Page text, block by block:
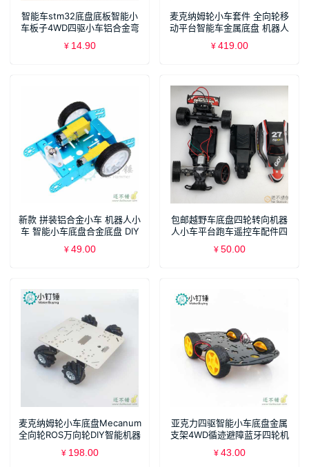
智能车stm32底盘底板智能小
车板子4WD四驱小车铝合金弯
折底盘
¥ 14.90
麦克纳姆轮小车套件 全向轮移
动平台智能车金属底盘 机器人
竞赛车
¥ 419.00
新款 拼装铝合金小车 机器人小
车 智能小车底盘合金底盘 DIY
¥ 49.00
包邮越野车底盘四轮转向机器
人小车平台跑车遥控车配件四
轮套件
¥ 50.00
麦克纳姆轮小车底盘Mecanum
全向轮ROS万向轮DIY智能机器
人Steam
¥ 198.00
亚克力四驱智能小车底盘金属
支架4WD循迹避障蓝牙四轮机
器人车架DIY
¥ 43.00